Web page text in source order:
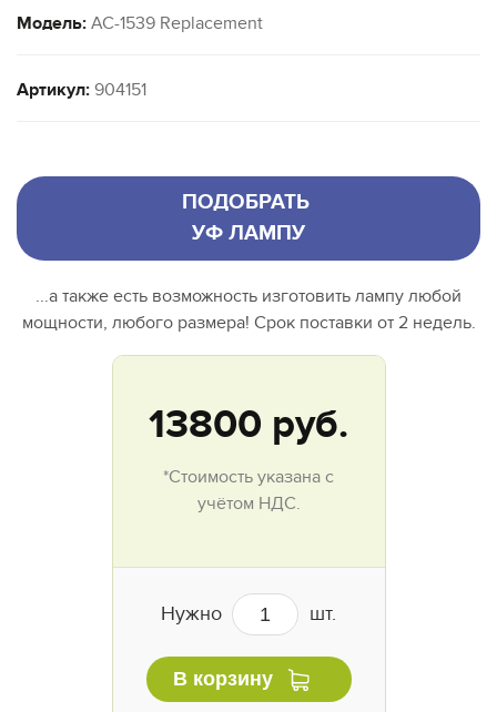
Модель: AC-1539 Replacement
Артикул: 904151
ПОДОБРАТЬ
УФ ЛАМПУ
...а также есть возможность изготовить лампу любой
мощности, любого размера! Срок поставки от 2 недель.
13800 руб.
*Стоимость указана с
учётом НДС.
Нужно шт.
В корзину